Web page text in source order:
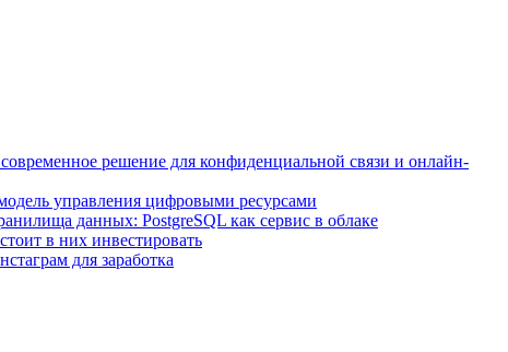
решение для конфиденциальной связи и онлайн-
управления цифровыми ресурсами
данных: PostgreSQL как сервис в облаке
в них инвестировать
для заработка